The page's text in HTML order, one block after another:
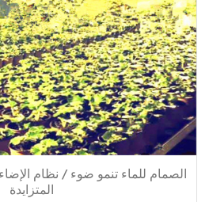
الصمام للماء تنمو ضوء / نظام
المتزايدة